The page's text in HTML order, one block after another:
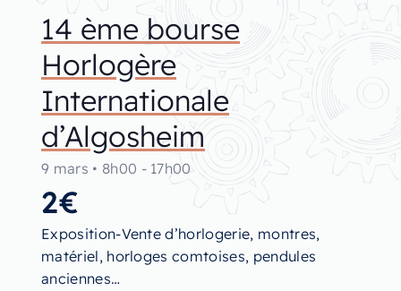
14 ème bourse
Horlogère
Internationale
d’Algosheim
9 mars • 8h00 - 17h00
2€
Exposition-Vente d’horlogerie, montres,
matériel, horloges comtoises, pendules
anciennes…